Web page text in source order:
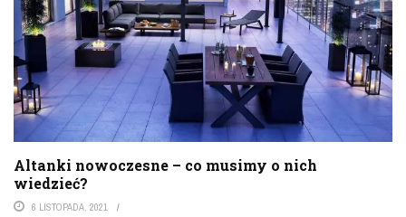
Altanki nowoczesne – co musimy o nich
wiedzieć?
6 LISTOPADA, 2021